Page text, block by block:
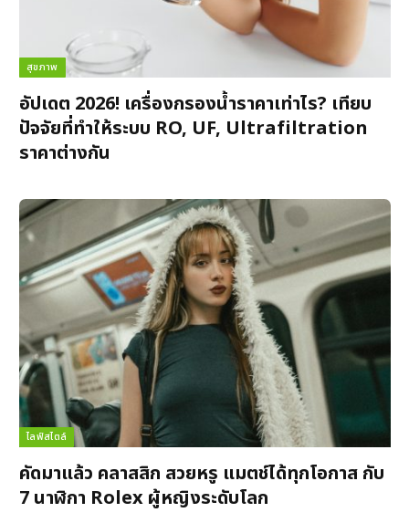
สุขภาพ
อัปเดต 2026! เครื่องกรองน้ำราคาเท่าไร? เทียบ
ปัจจัยที่ทำให้ระบบ RO, UF, Ultrafiltration
ราคาต่างกัน
ไลฟ์สไตล์
คัดมาแล้ว คลาสสิก สวยหรู แมตช์ได้ทุกโอกาส กับ
7 นาฬิกา Rolex ผู้หญิงระดับโลก